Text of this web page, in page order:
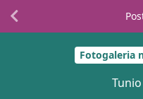
Fotogaleria